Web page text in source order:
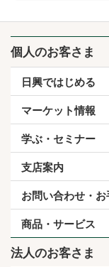
個人のお客さま
日興ではじめる
マーケット情報
学ぶ・セミナー
支店案内
お問い合わせ・お
商品・サービス
法人のお客さま